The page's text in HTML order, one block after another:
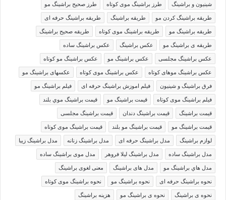
شینیون و براشینگ طرز براشینگ موی کوتاه طرز صحيح براشينگ مو
طريقه براشينگ كردن مو طریقه براشینگ طریقه براشینگ حرفه ای
طریقه براشینگ مو طریقه براشینگ موی کوتاه طریقه صحیح براشینگ
طریقه ی براشینگ مو عکس براشینگ عکس براشینگ ساده
عکس براشینگ مجلسی عکس براشینگ مو عکس براشینگ مو کوتاه
عکس براشینگ موهای کوتاه عکس براشینگ موی کوتاه عکسهای براشینگ مو
فرق براشینگ و شینیون فیلم اموزش براشینگ حرفه ای فیلم براشینگ مو
فیلم براشینگ موی کوتاه قيمت براشينگ مو قيمت براشينگ موي بلند
قیمت براشینگ قیمت براشینگ دندان قیمت براشینگ مجلسی
قیمت براشینگ مو قیمت براشینگ مو بلند قیمت براشینگ موی کوتاه
لوازم براشینگ مدل براشینگ حرفه ای مدل براشینگ زنانه مدل براشینگ زیبا
مدل براشینگ ساده مدل براشینگ لیلا فروهر مدل موی براشینگ ساده
مدل هاي براشينگ مو مدل های براشینگ معنی لغوی براشینگ
نحوه براشینگ حرفه ای نحوه براشینگ مو نحوه براشینگ موی کوتاه
نحوه ی براشینگ نحوه ی براشینگ مو هزینه براشینگ